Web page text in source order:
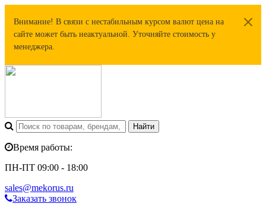
Внимание! В связи с нестабильным курсом валют цена на
сайте может быть неактуальной. Уточняйте стоимость у
менеджера.
Время работы:
ПН-ПТ 09:00 - 18:00
sales@mekorus.ru
Заказать звонок